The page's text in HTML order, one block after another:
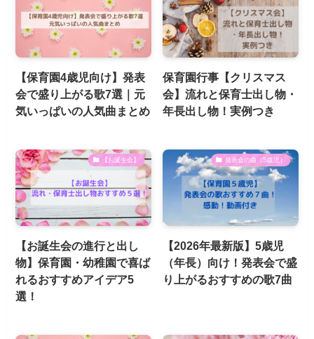
【保育園4歳児向け】発表
会で盛り上がる歌7選｜元
気いっぱいの人気曲まとめ
保育園行事【クリスマス
会】流れと保育士出し物・
年長出し物！実例つき
【お誕生会】
【お誕生会の進行と出し
物】保育園・幼稚園で喜ば
れるおすすめアイデア5
選！
発表会の曲（5歳児）
【2026年最新版】5歳児
（年長）向け！発表会で盛
り上がるおすすめの歌7曲